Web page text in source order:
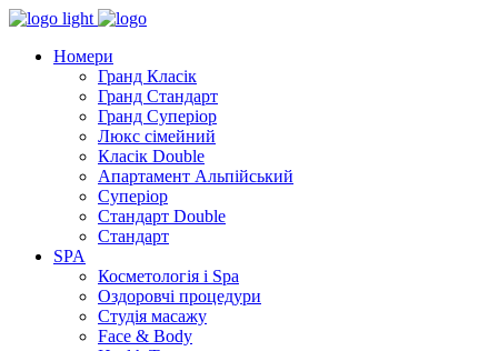
Номери
Гранд Класік
Гранд Стандарт
Гранд Суперіор
Люкс сімейний
Класік Double
Апартамент Альпійський
Суперіор
Стандарт Double
Стандарт
SPA
Косметологія і Spa
Оздоровчі процедури
Студія масажу
Face & Body